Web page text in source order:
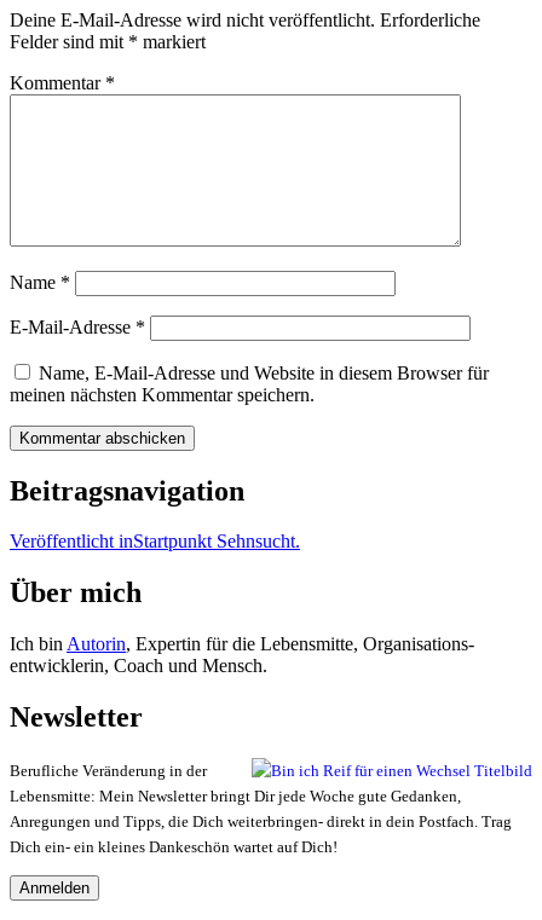
Deine E-Mail-Adresse wird nicht veröffentlicht. Erforderliche
Felder sind mit * markiert
Kommentar *
Name *
E-Mail-Adresse *
Name, E-Mail-Adresse und Website in diesem Browser für
meinen nächsten Kommentar speichern.
Beitragsnavigation
Veröffentlicht inStartpunkt Sehnsucht.
Über mich
Ich bin Autorin, Expertin für die Lebensmitte, Organisations-
entwicklerin, Coach und Mensch.
Newsletter
Berufliche Veränderung in der
Lebensmitte: Mein Newsletter bringt Dir jede Woche gute Gedanken,
Anregungen und Tipps, die Dich weiterbringen- direkt in dein Postfach. Trag
Dich ein- ein kleines Dankeschön wartet auf Dich!